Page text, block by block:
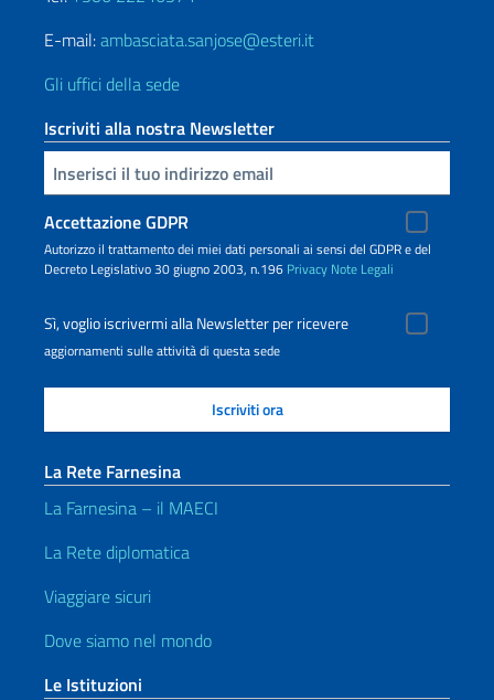
E-mail:ambasciata.sanjose@esteri.it
Gli uffici della sede
Iscriviti alla nostra Newsletter
Inserisci la tua email
Accettazione GDPR
Autorizzo il trattamento dei miei dati personali ai sensi del GDPR e del
Decreto Legislativo 30 giugno 2003, n.196 Privacy Note Legali
Sì, voglio iscrivermi alla Newsletter per ricevere
aggiornamenti sulle attività di questa sede
La Rete Farnesina
La Farnesina – il MAECI
La Rete diplomatica
Viaggiare sicuri
Dove siamo nel mondo
Le Istituzioni